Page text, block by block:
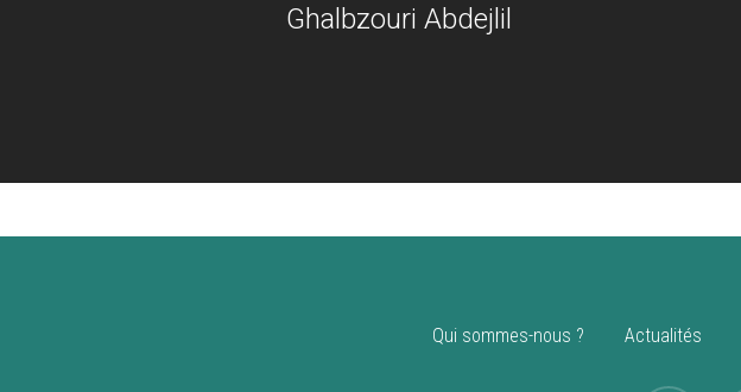
Ghalbzouri Abdejlil
Qui sommes-nous ? Actualités